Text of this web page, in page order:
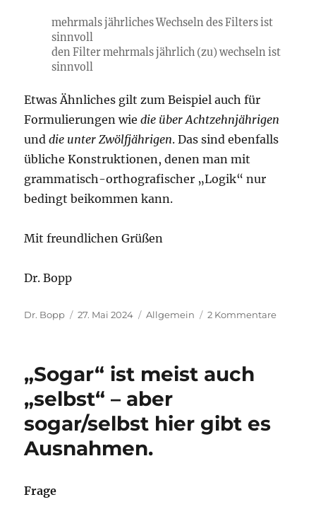
mehrmals jährliches Wechseln des Filters ist
sinnvoll
den Filter mehrmals jährlich (zu) wechseln ist
sinnvoll
Etwas Ähnliches gilt zum Beispiel auch für
Formulierungen wiedie über Achtzehnjährigen
unddie unter Zwölfjährigen. Das sind ebenfalls
übliche Konstruktionen, denen man mit
grammatisch-orthografischer „Logik“ nur
bedingt beikommen kann.
Mit freundlichen Grüßen
Dr. Bopp
Autor
Dr. Bopp
Veröffentlicht
27. Mai 2024 Kategorien
Allgemein 2 Kommentarezu
„Sogar“ ist meist auch
„selbst“ – aber
sogar/selbst hier gibt es
Ausnahmen.
Frage